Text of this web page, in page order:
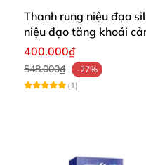
Thanh rung niệu đạo
niệu đạo tăng khoái
giới
400.000₫
548.000₫
-27%
(1)